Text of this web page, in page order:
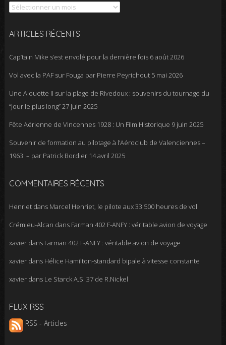
ARTICLES RÉCENTS
Cap’tain Mike s’est envolé pour la dernière fois 6 août 2026
Vol avec la PAF sur Fouga par Pierre Peyrichout 5 mai 2026
Une Alouette II sur la plage de Rivedoux : souvenirs du tournage du
“Jour le plus long”27 juin 2025
Fête Aérienne de Vincennes 1928 : Un Film Historique 9 juin 2025
Souvenir de formation au pilotage à l’Aéroclub de Valenciennes –
1963 – par Patrick Bordier 14 avril 2025
COMMENTAIRES RÉCENTS
Henrietdans Marcel Henriet, le pilote aux 33 500 heures de vol
Crémieu-Alcan dans Farman 402 F-ANFY : véritable avion de voyage
xavierdans Farman 402 F-ANFY : véritable avion de voyage
xavierdans Hélice Hamilton-standard bipale à vitesse constante
xavierdans Le Starck A.S. 37 de R.Nickel
FLUX RSS
RSS - Articles